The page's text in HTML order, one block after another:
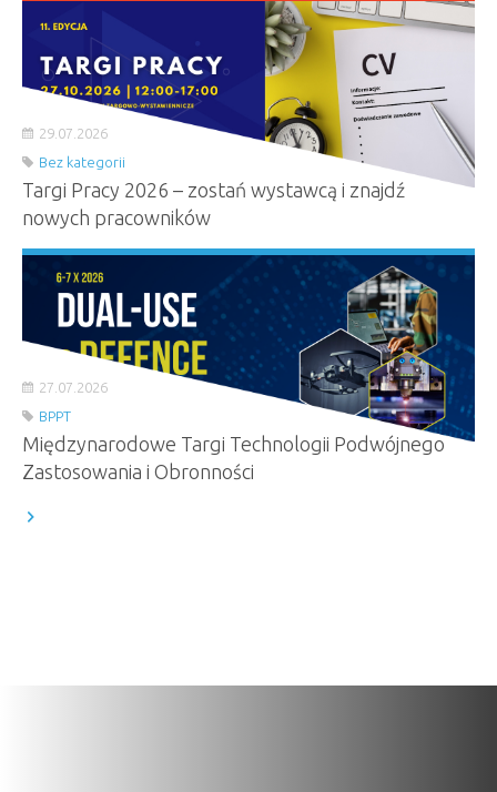
29.07.2026
Bez kategorii
Targi Pracy 2026 – zostań wystawcą i znajdź
nowych pracowników
27.07.2026
BPPT
Międzynarodowe Targi Technologii Podwójnego
Zastosowania i Obronności